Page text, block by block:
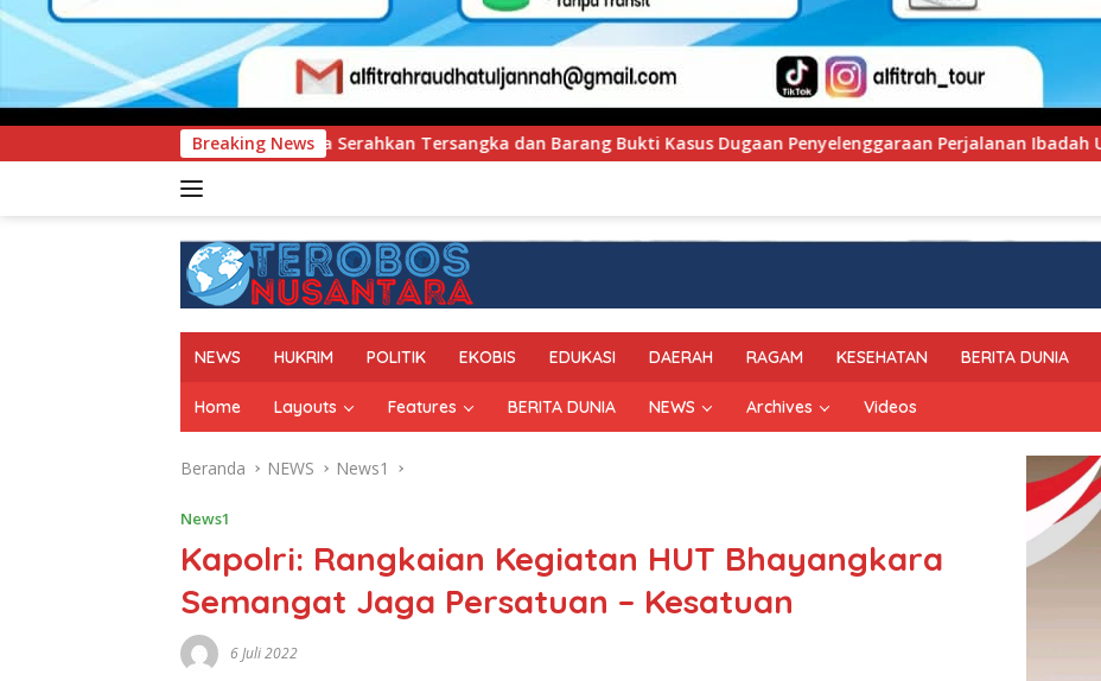
Breaking News
Serahkan Tersangka dan Barang Bukti Kasus Dugaan Penyelenggaraan Perjalanan Ibadah Umrah Tanpa Izin ke Kejaksaan
NEWS HUKRIM POLITIK EKOBIS EDUKASI DAERAH RAGAM KESEHATAN BERITA DUNIA
Home Layouts Features BERITA DUNIA NEWS Archives Videos
Beranda NEWS News1
News1
Kapolri: Rangkaian Kegiatan HUT Bhayangkara
Semangat Jaga Persatuan – Kesatuan
6 Juli 2022